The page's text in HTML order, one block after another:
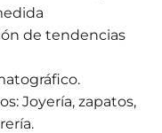
de tendencias
Joyería, zapatos,